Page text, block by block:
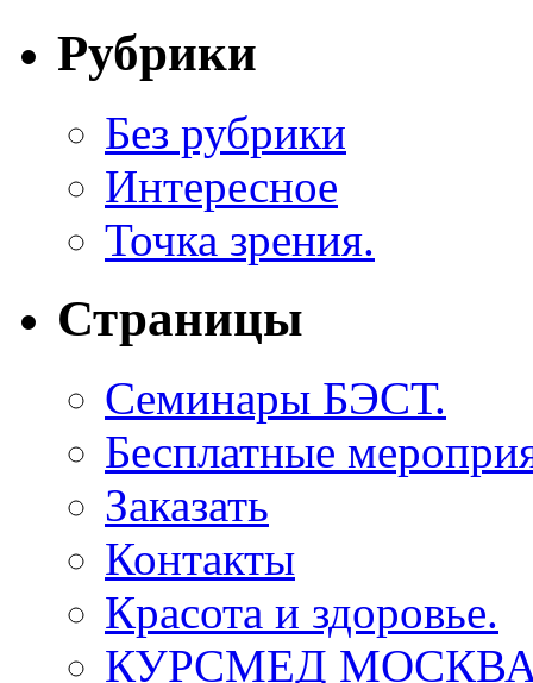
Рубрики
Без рубрики
Интересное
Точка зрения.
Страницы
Семинары БЭСТ.
Бесплатные
Заказать
Контакты
Красота и здоровье.
КУРСМЕД